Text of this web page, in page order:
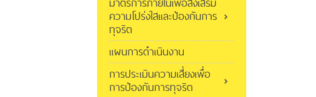
ความโปร่งใสและป้องกันการ
ทุจริต
แผนการดำเนินงาน
การประเมินความเสี่ยงเพื่อ
การป้องกันการทุจริต